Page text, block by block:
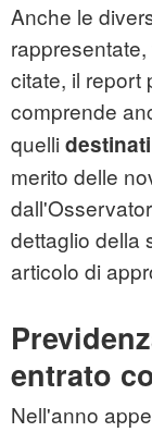
Anche le
citate, il report
comprende
quelli
merito delle
dettaglio della
articolo di
entrato
Nell'anno